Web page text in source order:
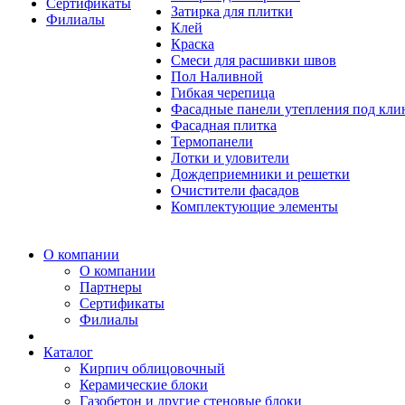
Сертификаты
Филиалы
Затирка для плитки
Клей
Краска
Смеси для расшивки швов
Пол Наливной
Гибкая черепица
Фасадные панели утепления под
Фасадная плитка
Термопанели
Лотки и уловители
Дождеприемники и решетки
Очистители фасадов
Комплектующие элементы
О компании
О компании
Партнеры
Сертификаты
Филиалы
Каталог
Кирпич облицовочный
Керамические блоки
Газобетон и другие стеновые блоки